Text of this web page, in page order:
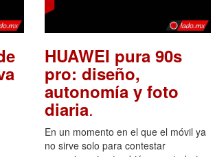
HUAWEI pura 90s
pro: diseño,
autonomía y foto
diaria.
En un momento en el que el móvil ya
no sirve solo para contestar